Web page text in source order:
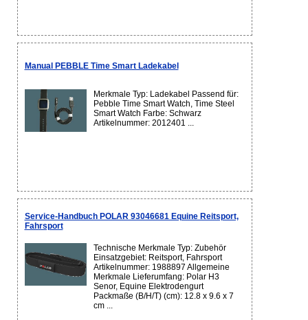
Manual PEBBLE Time Smart Ladekabel
Merkmale Typ: Ladekabel Passend für:
Pebble Time Smart Watch, Time Steel
Smart Watch Farbe: Schwarz
Artikelnummer: 2012401 ...
Service-Handbuch POLAR 93046681 Equine Reitsport,
Fahrsport
Technische Merkmale Typ: Zubehör
Einsatzgebiet: Reitsport, Fahrsport
Artikelnummer: 1988897 Allgemeine
Merkmale Lieferumfang: Polar H3
Senor, Equine Elektrodengurt
Packmaße (B/H/T) (cm): 12.8 x 9.6 x 7
cm ...